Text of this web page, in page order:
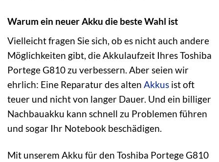
Warum ein neuer Akku die beste Wahl ist
Vielleicht fragen Sie sich, ob es nicht auch andere
Möglichkeiten gibt, die Akkulaufzeit Ihres Toshiba
Portege G810 zu verbessern. Aber seien wir
ehrlich: Eine Reparatur des alten Akkus ist oft
teuer und nicht von langer Dauer. Und ein billiger
Nachbauakku kann schnell zu Problemen führen
und sogar Ihr Notebook beschädigen.
Mit unserem Akku für den Toshiba Portege G810